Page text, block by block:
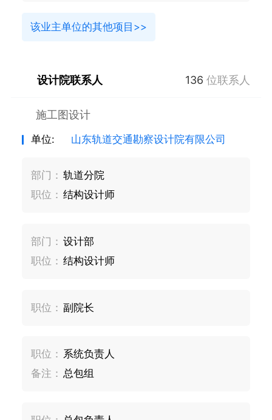
该业主单位的其他项目>>
设计院联系人 136 位联系人
施工图设计
单位: 山东轨道交通勘察设计院有限公司
部门： 轨道分院
职位： 结构设计师
部门： 设计部
职位： 结构设计师
职位： 副院长
职位： 系统负责人
备注： 总包组